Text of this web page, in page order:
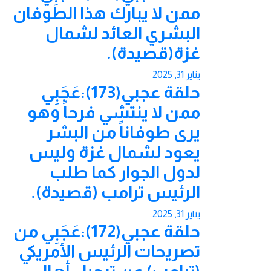
ممن لا يبارك هذا الطوفان
البشري العائد لشمال
غزة(قصيدة).
يناير 31, 2025
حلقة عجبي(173):عَجَبِي
ممن لا ينتشي فرحاً وهو
يرى طوفاناً من البشر
يعود لشمال غزة وليس
لدول الجوار كما طلب
الرئيس ترامب (قصيدة).
يناير 31, 2025
حلقة عجبي(172):عَجَبِي من
تصريحات الرئيس الأمريكي